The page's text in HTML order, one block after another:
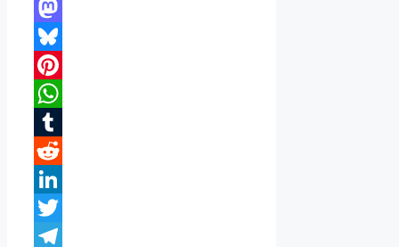
Facebook
Mastodon
Bluesky
Pinterest
WhatsApp
Tumblr
Reddit
LinkedIn
Twitter